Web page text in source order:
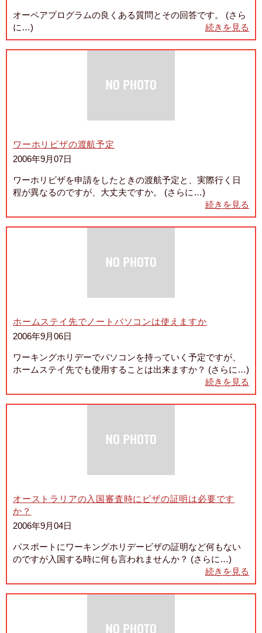
オーペアプログラムの良くある質問とその回答です。 (さら
に…)
続きを見る
ワーホリビザの渡航予定
2006年9月07日
ワーホリビザを申請をしたときの渡航予定と、実際行く日
程が異なるのですが、大丈夫ですか。 (さらに…)
続きを見る
ホームステイ先でノートパソコンは使えますか
2006年9月06日
ワーキングホリデーでパソコンを持っていく予定ですが、
ホームステイ先でも使用することは出来ますか？ (さらに…)
続きを見る
オーストラリアの入国審査時にビザの証明は必要です
か？
2006年9月04日
パスポートにワーキングホリデービザの証明など何もない
のですが入国する時に何も言われませんか？ (さらに…)
続きを見る